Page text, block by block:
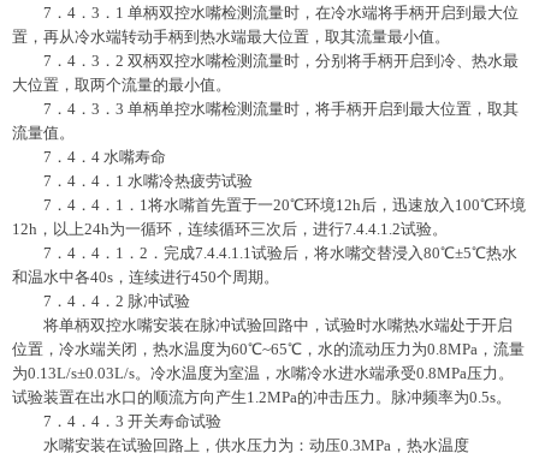
7．4．3．1 单柄双控水嘴检测流量时，在冷水端将手柄开启到最大位
置，再从冷水端转动手柄到热水端最大位置，取其流量最小值。
7．4．3．2 双柄双控水嘴检测流量时，分别将手柄开启到冷、热水最
大位置，取两个流量的最小值。
7．4．3．3 单柄单控水嘴检测流量时，将手柄开启到最大位置，取其
流量值。
7．4．4 水嘴寿命
7．4．4．1 水嘴冷热疲劳试验
7．4．4．1．1将水嘴首先置于一20℃环境12h后，迅速放入100℃环境
12h，以上24h为一循环，连续循环三次后，进行7.4.4.1.2试验。
7．4．4．1．2．完成7.4.4.1.1试验后，将水嘴交替浸入80℃±5℃热水
和温水中各40s，连续进行450个周期。
7．4．4．2 脉冲试验
将单柄双控水嘴安装在脉冲试验回路中，试验时水嘴热水端处于开启
位置，冷水端关闭，热水温度为60℃~65℃，水的流动压力为0.8MPa，流量
为0.13L/s±0.03L/s。冷水温度为室温，水嘴冷水进水端承受0.8MPa压力。
试验装置在出水口的顺流方向产生1.2MPa的冲击压力。脉冲频率为0.5s。
7．4．4．3 开关寿命试验
水嘴安装在试验回路上，供水压力为：动压0.3MPa，热水温度